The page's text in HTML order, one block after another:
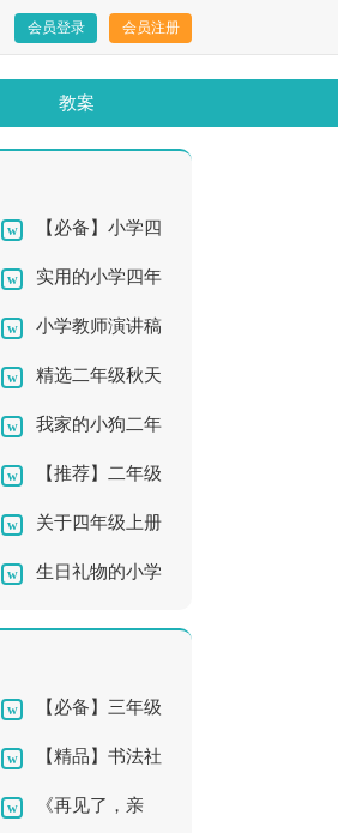
会员登录 会员注册
教案
【必备】小学四
年级作文汇总6篇
实用的小学四年
级秋天作文300字3篇
小学教师演讲稿
15篇精选二年级秋天
作文300字四篇
我家的小狗二年
级作文300字集锦九篇
【推荐】二年级
作文300字集合8篇
关于四年级上册
作文锦集十篇
生日礼物的小学
【必备】三年级
的作文300字合集5篇
【精品】书法社
团及活动总结三篇
《再见了，亲